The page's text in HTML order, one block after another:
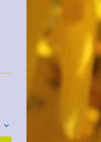
keyboard_arrow_down